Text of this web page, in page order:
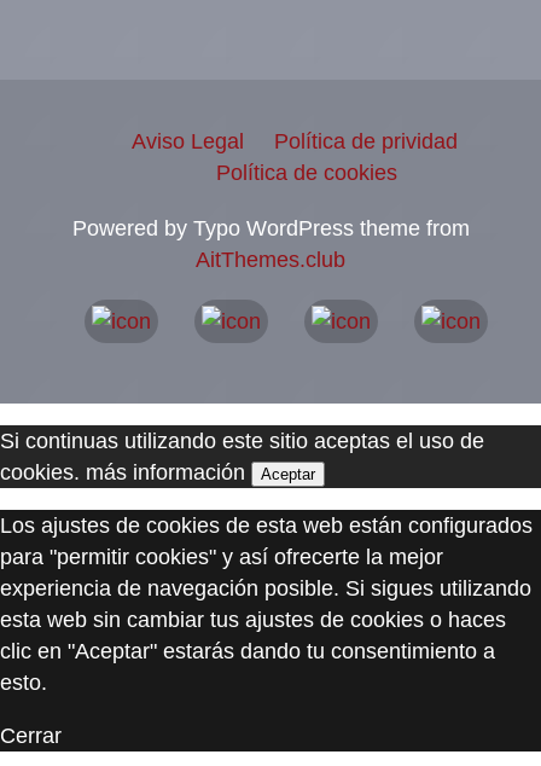
Aviso Legal
Política de prividad
Política de cookies
Powered by Typo WordPress theme from
AitThemes.club
Si continuas utilizando este sitio aceptas el uso de
cookies. más información Aceptar
Los ajustes de cookies de esta web están configurados
para "permitir cookies" y así ofrecerte la mejor
experiencia de navegación posible. Si sigues utilizando
esta web sin cambiar tus ajustes de cookies o haces
clic en "Aceptar" estarás dando tu consentimiento a
esto.
Cerrar